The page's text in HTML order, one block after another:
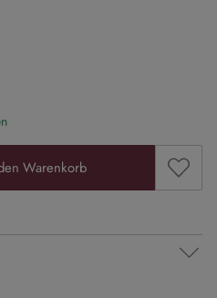
Wert ein oder
Warenkorb Zum